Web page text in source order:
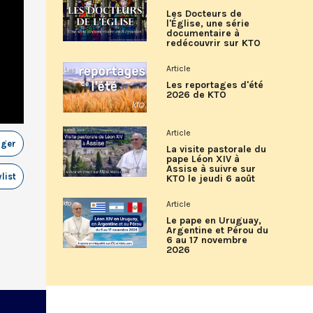
Les Docteurs de
l'Église, une série
documentaire à
redécouvrir sur KTO
Article
Les reportages d'été
2026 de KTO
Article
La visite pastorale du
pape Léon XIV à
Assise à suivre sur
KTO le jeudi 6 août
Article
Le pape en Uruguay,
Argentine et Pérou du
6 au 17 novembre
2026